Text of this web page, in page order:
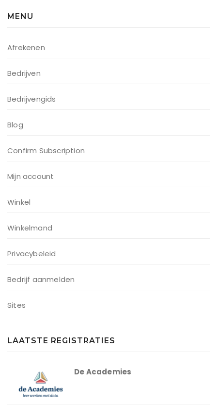
MENU
Afrekenen
Bedrijven
Bedrijvengids
Blog
Confirm Subscription
Mijn account
Winkel
Winkelmand
Privacybeleid
Bedrijf aanmelden
Sites
LAATSTE REGISTRATIES
De Academies